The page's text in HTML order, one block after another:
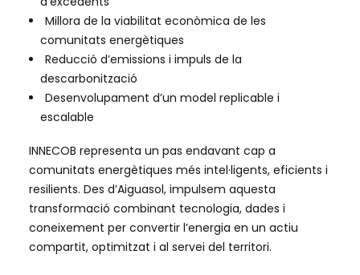
Millora de la viabilitat econòmica de les
comunitats energètiques
Reducció d’emissions i impuls de la
descarbonització
Desenvolupament d’un model replicable i
escalable
INNECOB representa un pas endavant cap a
comunitats energètiques més intel·ligents, eficients i
resilients. Des d’Aiguasol, impulsem aquesta
transformació combinant tecnologia, dades i
coneixement per convertir l’energia en un actiu
compartit, optimitzat i al servei del territori.